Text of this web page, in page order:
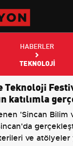
HABERLER
TEKNOLOJI
Teknoloji
katılımla
'Sincan Bilim
ve